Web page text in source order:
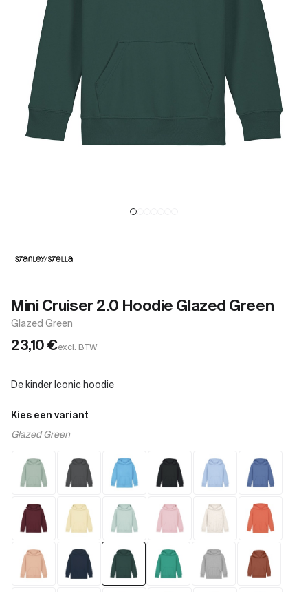
Mini Cruiser 2.0 Hoodie Glazed Green
Glazed Green
23,10€excl. BTW
Kies een variant
Glazed Green